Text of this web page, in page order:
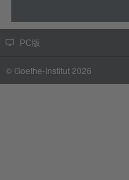
PC版
© Goethe-Institut 2026